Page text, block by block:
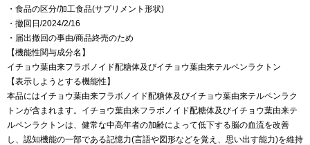
・食品の区分/加工食品(サプリメント形状)
・撤回日/2024/2/16
・届出撤回の事由/商品終売のため
【機能性関与成分名】
イチョウ葉由来フラボノイド配糖体及びイチョウ葉由来テルペンラクトン
【表示しようとする機能性】
本品にはイチョウ葉由来フラボノイド配糖体及びイチョウ葉由来テルペンラク
トンが含まれます。イチョウ葉由来フラボノイド配糖体及びイチョウ葉由来テ
ルペンラクトンは、健常な中高年者の加齢によって低下する脳の血流を改善
し、認知機能の一部である記憶力(言語や図形などを覚え、思い出す能力)を維持